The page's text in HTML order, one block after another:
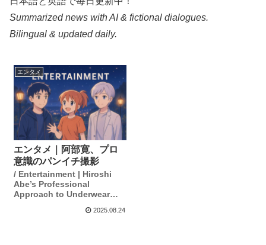
Summarized news with AI & fictional dialogues.
Bilingual & updated daily.
エンタメ
エンタメ｜阿部寛、プロ
意識のパンイチ撮影
/ Entertainment | Hiroshi
Abe’s Professional
Approach to Underwear
2025.08.24